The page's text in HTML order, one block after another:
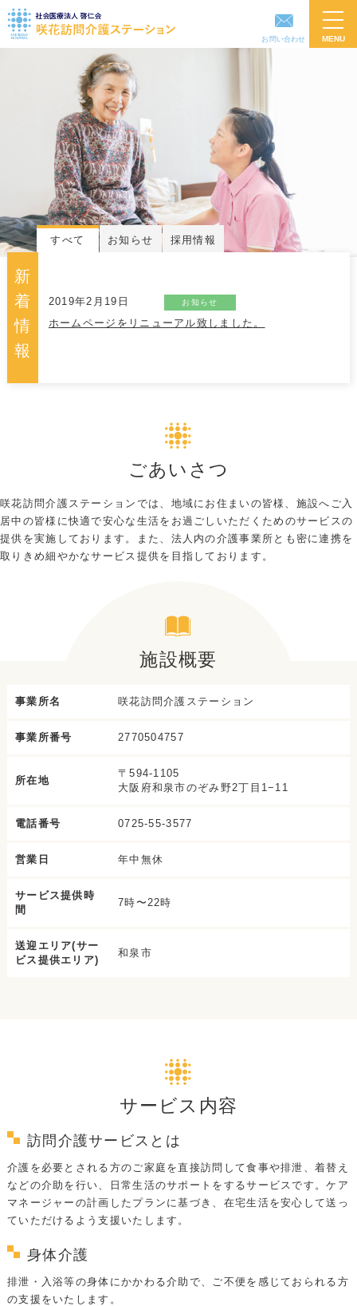
お問い合わせ
すべて お知らせ 採用情報
新
着
情
報
2019年2月19日 お知らせ
ホームページをリニューアル致しました。
ごあいさつ
咲花訪問介護ステーションでは、地域にお住まいの皆様、施設へご入
居中の皆様に快適で安心な生活をお過ごしいただくためのサービスの
提供を実施しております。
また、法人内の介護事業所とも密に連携を
取りきめ細やかなサービス提供を目指しております。
施設概要
事業所名 咲花訪問介護ステーション
事業所番号 2770504757
所在地
〒594-1105
大阪府和泉市のぞみ野2丁目1−11
電話番号 0725-55-3577
営業日 年中無休
サービス提供時
間
7時〜22時
送迎エリア(サー
ビス提供エリア)
和泉市
サービス内容
訪問介護サービスとは
介護を必要とされる方のご家庭を直接訪問して食事や排泄、着替え
などの介助を行い、日常生活のサポートをするサービスです。ケア
マネージャーの計画したプランに基づき、在宅生活を安心して送っ
ていただけるよう支援いたします。
身体介護
排泄・入浴等の身体にかかわる介助で、ご不便を感じておられる方
の支援をいたします。